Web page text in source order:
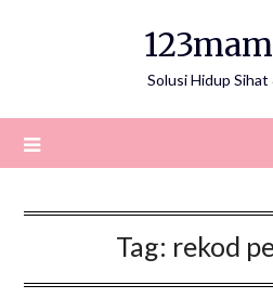
Solusi Hidup Sihat
Tag: rekod